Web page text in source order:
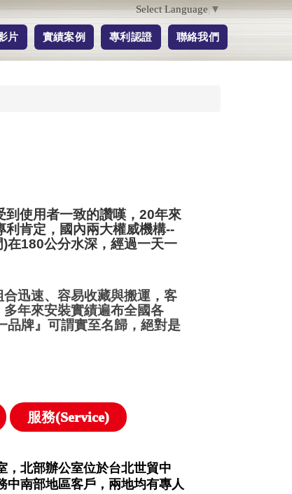
Select Language▼
片 實績案例 專利認證 聯絡我們
到使用者一致的讚嘆，20年來
肯定，國內兩大權威機構--
在180公分水深，經過一天一
迅速、容易收藏與搬運，客
年來安裝實績遍布全國各
品牌』可謂實至名歸，絕對是
服務(Service)
，北部辦公室位於台北世貿中
中南部地區客戶，兩地均有專人